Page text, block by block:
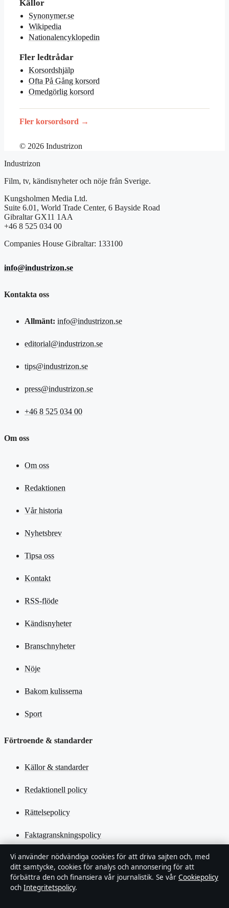
Källor
Synonymer.se
Wikipedia
Nationalencyklopedin
Fler ledtrådar
Korsordshjälp
Ofta På Gång korsord
Omedgörlig korsord
Fler korsordsord →
© 2026 Industrizon
Industrizon
Film, tv, kändisnyheter och nöje från Sverige.
Kungsholmen Media Ltd.
Suite 6.01, World Trade Center, 6 Bayside Road
Gibraltar GX11 1AA
+46 8 525 034 00
Companies House Gibraltar: 133100
info@industrizon.se
Kontakta oss
Allmänt: info@industrizon.se
editorial@industrizon.se
tips@industrizon.se
press@industrizon.se
+46 8 525 034 00
Om oss
Om oss
Redaktionen
Vår historia
Nyhetsbrev
Tipsa oss
Kontakt
RSS-flöde
Kändisnyheter
Branschnyheter
Nöje
Bakom kulisserna
Sport
Förtroende & standarder
Källor & standarder
Redaktionell policy
Rättelsepolicy
Faktagranskningspolicy
Ägande & finansiering
Integritetspolicy
Vi använder nödvändiga cookies för att driva sajten och, med
ditt samtycke, cookies för analys och annonsering för att
förbättra den och finansiera vår journalistik. Se vår Cookiepolicy
och Integritetspolicy.